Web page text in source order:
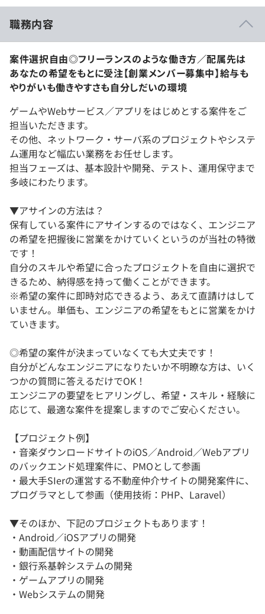
職務内容
案件選択自由◎フリーランスのような働き方／配属先は
あなたの希望をもとに受注【創業メンバー募集中】給与も
やりがいも働きやすさも自分しだいの環境
ゲームやWebサービス／アプリをはじめとする案件をご
担当いただきます。
その他、ネットワーク・サーバ系のプロジェクトやシステ
ム運用など幅広い業務をお任せします。
担当フェーズは、基本設計や開発、テスト、運用保守まで
多岐にわたります。
▼アサインの方法は？
保有している案件にアサインするのではなく、エンジニア
の希望を把握後に営業をかけていくというのが当社の特徴
です！
自分のスキルや希望に合ったプロジェクトを自由に選択で
きるため、納得感を持って働くことができます。
※希望の案件に即時対応できるよう、あえて直請けはして
いません。単価も、エンジニアの希望をもとに営業をかけ
ていきます。
◎希望の案件が決まっていなくても大丈夫です！
自分がどんなエンジニアになりたいか不明瞭な方は、いく
つかの質問に答えるだけでOK！
エンジニアの要望をヒアリングし、希望・スキル・経験に
応じて、最適な案件を提案しますのでご安心ください。
【プロジェクト例】
・音楽ダウンロードサイトのiOS／Android／Webアプリ
のバックエンド処理案件に、PMOとして参画
・最大手SIerの運営する不動産仲介サイトの開発案件に、
プログラマとして参画（使用技術：PHP、Laravel）
▼そのほか、下記のプロジェクトもあります！
・Android／iOSアプリの開発
・動画配信サイトの開発
・銀行系基幹システムの開発
・ゲームアプリの開発
・Webシステムの開発